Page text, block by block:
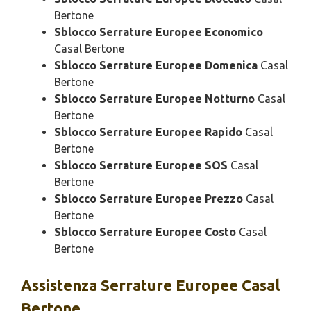
Bertone
Sblocco Serrature Europee Economico
Casal Bertone
Sblocco Serrature Europee Domenica Casal
Bertone
Sblocco Serrature Europee Notturno Casal
Bertone
Sblocco Serrature Europee Rapido Casal
Bertone
Sblocco Serrature Europee SOS Casal
Bertone
Sblocco Serrature Europee Prezzo Casal
Bertone
Sblocco Serrature Europee Costo Casal
Bertone
Assistenza Serrature Europee Casal